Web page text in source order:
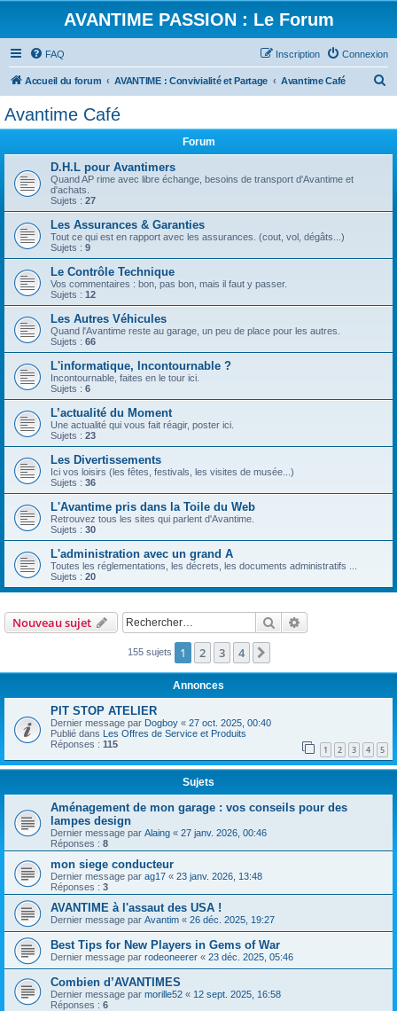
AVANTIME PASSION : Le Forum
FAQ Connexion
Inscription
Accueil du forum AVANTIME : Convivialité et Partage Avantime Café
Avantime Café
Forum
D.H.L pour Avantimers
Quand AP rime avec libre échange, besoins de transport d'Avantime et
d'achats.
Sujets : 27
Les Assurances & Garanties
Tout ce qui est en rapport avec les assurances. (cout, vol, dégâts...)
Sujets : 9
Le Contrôle Technique
Vos commentaires : bon, pas bon, mais il faut y passer.
Sujets : 12
Les Autres Véhicules
Quand l'Avantime reste au garage, un peu de place pour les autres.
Sujets : 66
L'informatique, Incontournable ?
Incontournable, faites en le tour ici.
Sujets : 6
L’actualité du Moment
Une actualité qui vous fait réagir, poster ici.
Sujets : 23
Les Divertissements
Ici vos loisirs (les fêtes, festivals, les visites de musée...)
Sujets : 36
L'Avantime pris dans la Toile du Web
Retrouvez tous les sites qui parlent d'Avantime.
Sujets : 30
L'administration avec un grand A
Toutes les réglementations, les décrets, les documents administratifs ...
Sujets : 20
Nouveau sujet Rechercher
155 sujets 1 2 3 4
Annonces
PIT STOP ATELIER
Dernier message par Dogboy « 27 oct. 2025, 00:40
Publié dans Les Offres de Service et Produits
Réponses : 115 1 2 3 4 5
Sujets
Aménagement de mon garage : vos conseils pour des
lampes design
Dernier message par Alaing « 27 janv. 2026, 00:46
Réponses : 8
mon siege conducteur
Dernier message par ag17 « 23 janv. 2026, 13:48
Réponses : 3
AVANTIME à l'assaut des USA !
Dernier message par Avantim « 26 déc. 2025, 19:27
Best Tips for New Players in Gems of War
Dernier message par rodeoneerer « 23 déc. 2025, 05:46
Combien d’AVANTIMES
Dernier message par morille52 « 12 sept. 2025, 16:58
Réponses : 6